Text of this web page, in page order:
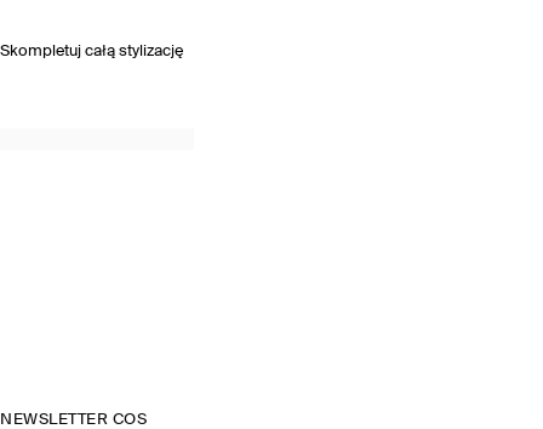
Skompletuj całą stylizację
NEWSLETTER COS